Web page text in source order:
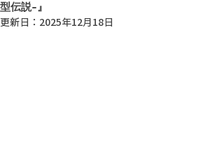
型伝説-』
更新日： 2025年12月18日